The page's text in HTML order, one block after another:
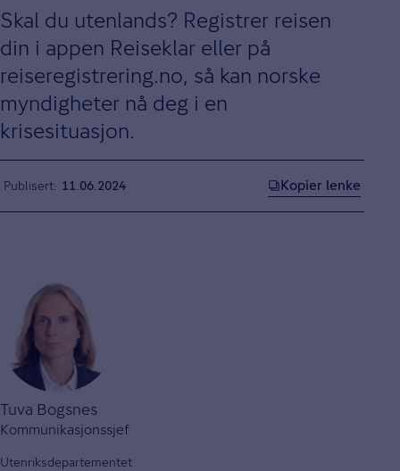
Skal du utenlands? Registrer reisen
din i appen Reiseklar eller på
reiseregistrering.no, så kan norske
myndigheter nå deg i en
krisesituasjon.
Publisert 11.06.2024 Kopier lenke
Tuva Bogsnes
Kommunikasjonssjef
Utenriksdepartementet